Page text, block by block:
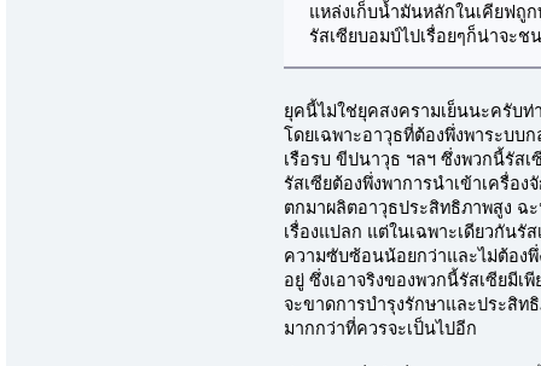
แหล่งเก็บน้ำมันหลักในเคียฟถู
รัสเซียบอมบ์ไปเรื่อยๆก็น่าจะ
ยุคนี้ไม่ใช่ยุคสงครามเย็นนะครับ
โดยเฉพาะอาวุธที่ต้องพึ่งพาระบบ
เรือรบ ขีปนาวุธ ฯลฯ ซึ่งพวกนี้รัส
รัสเซียต้องพึ่งพาการนำเข้าเครื่อ
ตกมาผลิตอาวุธประสิทธิภาพสูง ฉ
เรื่องแปลก แต่ในเฉพาะเดียวกันรั
ความซับซ้อนน้อยกว่าและไม่ต้อง
อยู่ ซึ่งเอาจริงของพวกนี้รัสเซียมีเ
จะขาดการบำรุงรักษาและประสิท
มากกว่าที่ควรจะเป็นไปอีก